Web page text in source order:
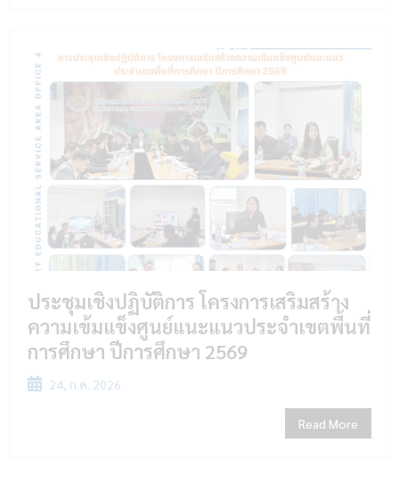
ประชุมเชิงปฏิบัติการ โครงการเสริมสร้าง
ความเข้มแข็งศูนย์แนะแนวประจำเขตพื้นที่
การศึกษา ปีการศึกษา 2569
24, ก.ค. 2026
Read More